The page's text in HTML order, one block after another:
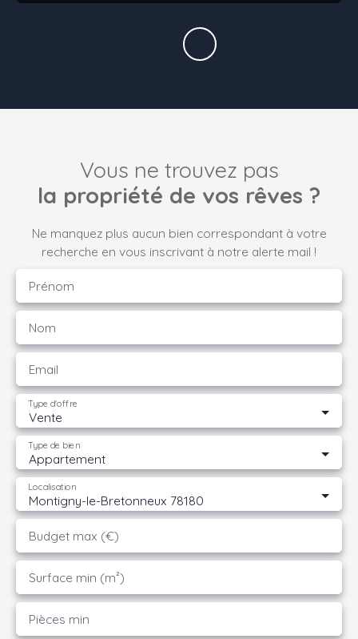
Vous ne trouvez pas
la propriété de vos rêves ?
Ne manquez plus aucun bien correspondant à votre
recherche en vous inscrivant à notre alerte mail !
Prénom
Nom
Email
Vente
Type d'offre
Appartement
Type de bien
Montigny-le-Bretonneux 78180
Localisation
Budget max (€)
Surface min (m²)
Pièces min